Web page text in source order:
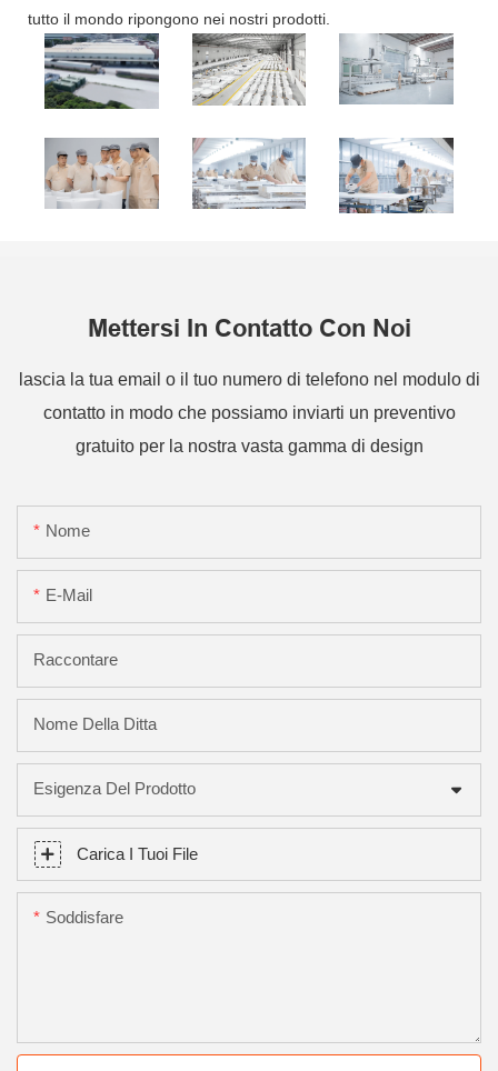
tutto il mondo ripongono nei nostri prodotti.
Mettersi In Contatto Con Noi
lascia la tua email o il tuo numero di telefono nel modulo di
contatto in modo che possiamo inviarti un preventivo
gratuito per la nostra vasta gamma di design
Nome
E-Mail
Raccontare
Nome Della Ditta
Esigenza Del Prodotto
Carica I Tuoi File
Soddisfare